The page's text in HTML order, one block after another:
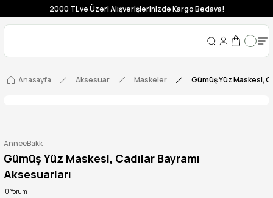
2000 TL ve Üzeri Alışverişlerinizde Kargo Bedava!
Anasayfa Aksesuar Maskeler Gümüş Yüz Maskesi,
AnneeBakk
Gümüş Yüz Maskesi, Cadılar Bayramı
Aksesuarları
0 Yorum